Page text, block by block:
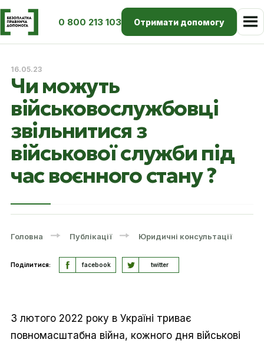
0 800 213 103 Отримати допомогу
16.05.23
Чи можуть
військовослужбовці
звільнитися з
військової служби під
час воєнного стану ?
Головна Публікації Юридичні консультації
Поділитися: facebook twitter
З лютого 2022 року в Україні триває
повномасштабна війна, кожного дня військові